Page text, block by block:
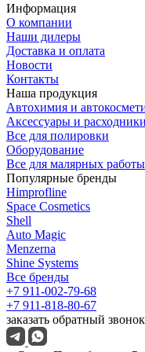
Информация
О компании
Наши дилеры
Доставка и оплата
Новости
Контакты
Наша продукция
Автохимия и
Аксессуары и расходники
Все для полировки
Оборудование
Все для малярных работы
Популярные бренды
Himprofline
Space Cosmetics
Shell
Auto Magic
Menzerna
Shine Systems
Все бренды
+7 911-002-79-68
+7 911-818-80-67
заказать обратный звонок